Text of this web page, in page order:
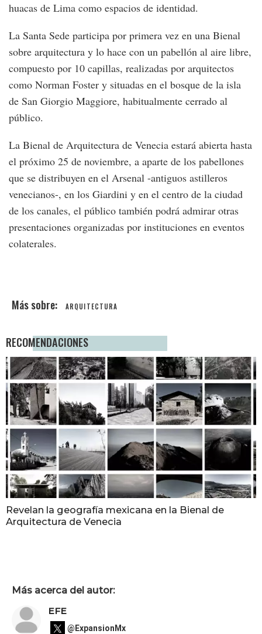
huacas de Lima como espacios de identidad.
La Santa Sede participa por primera vez en una Bienal
sobre arquitectura y lo hace con un pabellón al aire libre,
compuesto por 10 capillas, realizadas por arquitectos
como Norman Foster y situadas en el bosque de la isla
de San Giorgio Maggiore, habitualmente cerrado al
público.
La Bienal de Arquitectura de Venecia estará abierta hasta
el próximo 25 de noviembre, a aparte de los pabellones
que se distribuyen en el Arsenal -antiguos astilleros
venecianos-, en los Giardini y en el centro de la ciudad
de los canales, el público también podrá admirar otras
presentaciones organizadas por instituciones en eventos
colaterales.
ARQUITECTURA
RECOMENDACIONES
Revelan la geografía mexicana en la Bienal de
Arquitectura de Venecia
Más acerca del autor:
EFE
@ExpansionMx